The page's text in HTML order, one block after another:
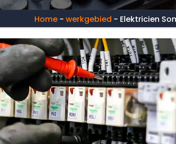
Home- werkgebied - Elektricien